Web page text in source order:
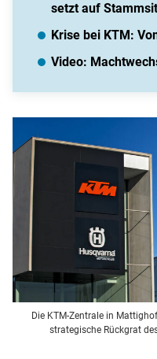
setzt auf
Krise bei KTM:
Video:
Die KTM-Zentrale in
strategische Rückgrat